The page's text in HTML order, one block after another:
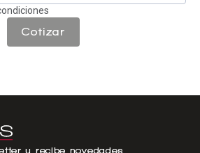
Cotizar
y recibe novedades